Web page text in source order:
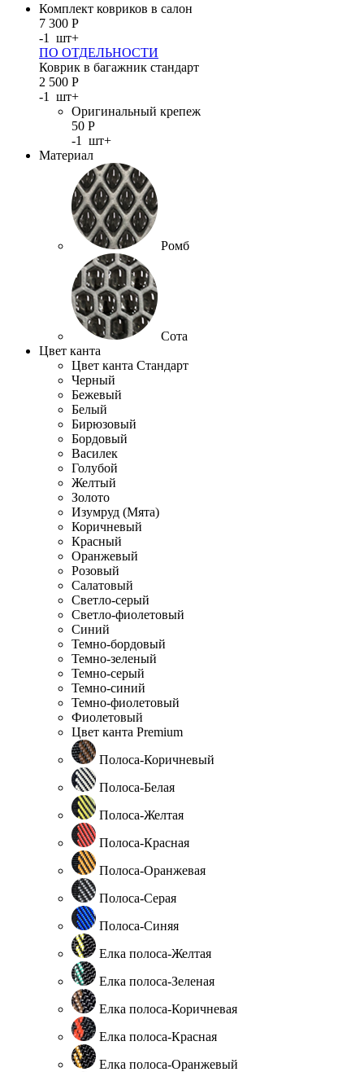
Комплект ковриков в салон
7 300 Р
-1 шт+
ПО ОТДЕЛЬНОСТИ
Коврик в багажник стандарт
2 500 Р
-1 шт+
Оригинальный крепеж
50 Р
-1 шт+
Материал
Ромб
Сота
Цвет канта
Цвет канта Стандарт
Черный
Бежевый
Белый
Бирюзовый
Бордовый
Василек
Голубой
Желтый
Золото
Изумруд (Мята)
Коричневый
Красный
Оранжевый
Розовый
Салатовый
Светло-серый
Светло-фиолетовый
Синий
Темно-бордовый
Темно-зеленый
Темно-серый
Темно-синий
Темно-фиолетовый
Фиолетовый
Цвет канта Premium
Полоса-Коричневый
Полоса-Белая
Полоса-Желтая
Полоса-Красная
Полоса-Оранжевая
Полоса-Серая
Полоса-Синяя
Елка полоса-Желтая
Елка полоса-Зеленая
Елка полоса-Коричневая
Елка полоса-Красная
Елка полоса-Оранжевый